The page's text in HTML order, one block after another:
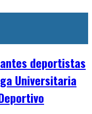
deportistas
Universitaria